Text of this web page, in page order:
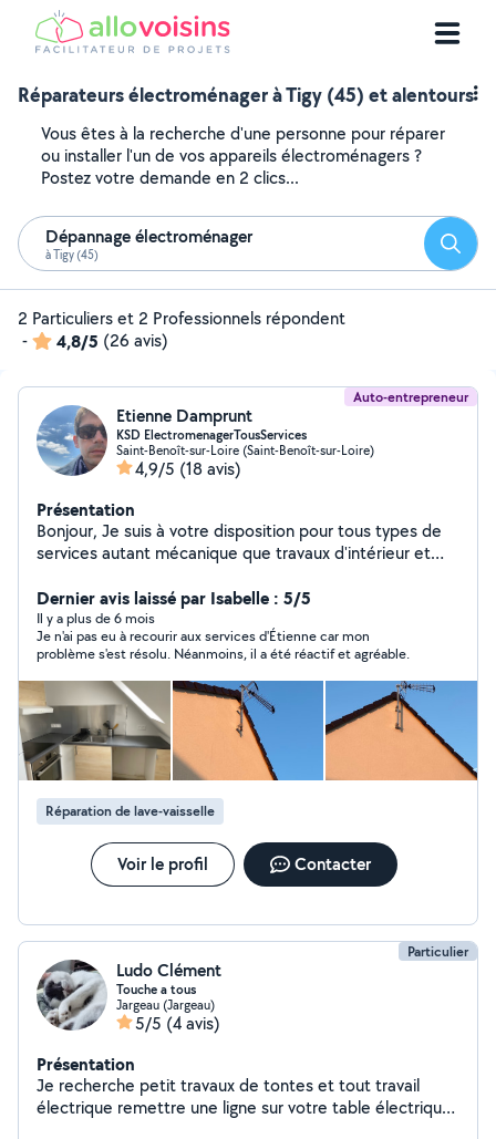
Réparateurs électroménager à Tigy (45) et alentours
Vous êtes à la recherche d'une personne pour réparer
ou installer l'un de vos appareils électroménagers ?
Postez votre demande en 2 clics...
Dépannage électroménager
à Tigy (45)
2 Particuliers et 2 Professionnels répondent
-
4,8/5 (26 avis)
Auto-entrepreneur
Etienne Damprunt
KSD ElectromenagerTousServices
Saint-Benoît-sur-Loire (Saint-Benoît-sur-Loire)
4,9/5 (18 avis)
Présentation
Bonjour, Je suis à votre disposition pour tous types de
services autant mécanique que travaux d'intérieur et
respectueuse avant tout, qui aime faire les choses dans
les règles de l'art. Si j'aime votre proposition, prenez
contact avec moi N'hésitez pas
Dernier avis laissé par Isabelle : 5/5
Il y a plus de 6 mois
Je n'ai pas eu à recourir aux services d'Étienne car mon
problème s'est résolu. Néanmoins, il a été réactif et agréable.
Réparation de lave-vaisselle
Voir le profil Contacter
Particulier
Ludo Clément
Touche a tous
Jargeau (Jargeau)
5/5 (4 avis)
Présentation
Je recherche petit travaux de tontes et tout travail
électrique remettre une ligne sur votre table électrique